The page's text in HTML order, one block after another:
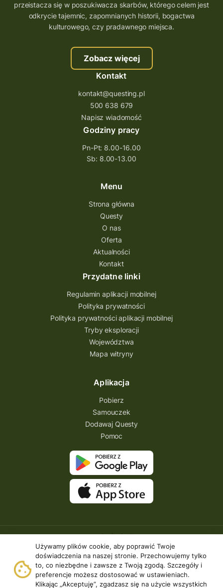
Używamy plików cookie, aby poprawić Twoje
doświadczenia na naszej stronie. Przechowujemy tylko
to, co niezbędne i zawsze z Twoją zgodą. Szczegóły i
preferencje możesz dostosować w ustawieniach.
Klikając „Akceptuję”, zgadzasz się na użycie wszystkich
przeistacza się w poszukiwacza skarbów, którego celem jest
odkrycie tajemnic, zapomnianych historii, bogactwa
kulturowego, czy pradawnego miejsca.
Zobacz więcej
Kontakt
kontakt@questing.pl
500 638 679
Napisz wiadomość
Godziny pracy
Pn-Pt: 8.00-16.00
Sb: 8.00-13.00
Menu
Strona główna
Questy
O nas
Oferta
Aktualności
Kontakt
Przydatne linki
Regulamin aplikacji mobilnej
Polityka prywatności
Polityka prywatności aplikacji mobilnej
Tryby eksploracji
Województwa
Mapa witryny
Aplikacja
Pobierz
Samouczek
Dodawaj Questy
Pomoc
Copyright © 2026 | Questing.pl. | Wszystkie prawa